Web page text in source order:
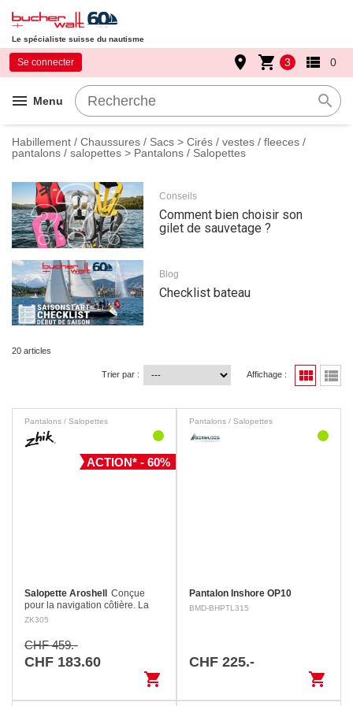
Le spécialiste suisse du nautisme
menu Menu search
Se connecter place shopping_cart 3 view_list 0
Habillement / Chaussures / Sacs > Cirés / vestes / fleeces /
pantalons / salopettes > Pantalons / Salopettes
Conseils
Comment bien choisir son
gilet de sauvetage ?
Blog
Checklist bateau
20 articles
Trier par : Affichage : view_module view_list
Pantalons / Salopettes
ACTION* - 60%
Salopette Aroshell
Conçue
pour la navigation côtière. La
partie haute du dos est
respirant, coupé près du corps
pour une excellente…
ZK305
CHF 459.-
CHF 183.60
shopping_cart
Pantalons / Salopettes
Pantalon Inshore OP10
BMD-BHPTL315
CHF 225.-
shopping_cart